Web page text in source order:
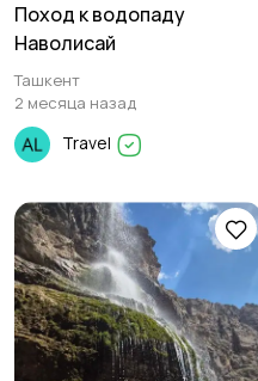
Поход к водопаду
Наволисай
Ташкент
2 месяца назад
Travel